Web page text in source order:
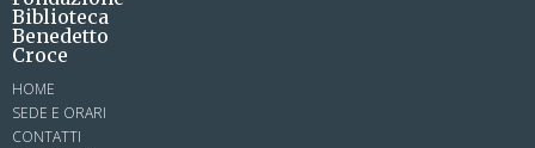
Biblioteca
Benedetto
Croce
HOME
SEDE E ORARI
CONTATTI